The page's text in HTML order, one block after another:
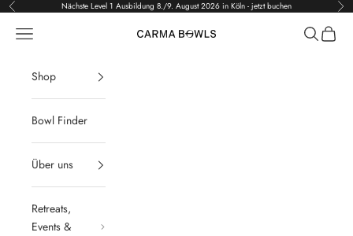
Zum Inhalt springen
Zurück Nächste Level 1 Ausbildung 8./9. August 2026 in Köln - jetzt buchen Vor
Carma Bowls
Menü Suchen
Shop
Bowl Finder
Über uns
Retreats,
Events &